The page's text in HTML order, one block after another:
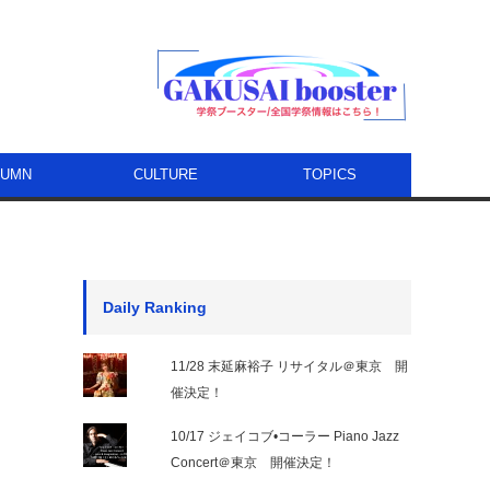
CULTURE TOPICS
Daily Ranking
11/28 末延麻裕子 リサイタル＠東京 開
催決定！
10/17 ジェイコブ•コーラー Piano Jazz
Concert＠東京 開催決定！